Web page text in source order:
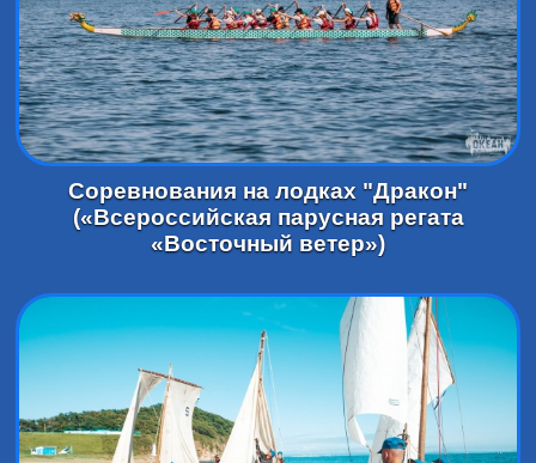
Соревнования на лодках "Дракон"
(«Всероссийская парусная регата
«Восточный ветер»)